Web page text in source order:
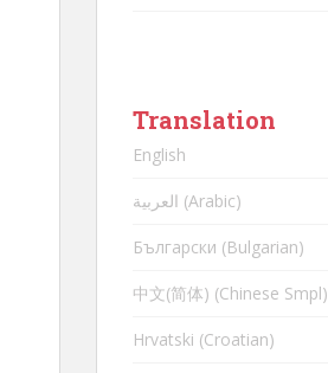
Translation
English
العربية (Arabic)
Български (Bulgarian)
中文(简体) (Chinese Smpl)
Hrvatski (Croatian)